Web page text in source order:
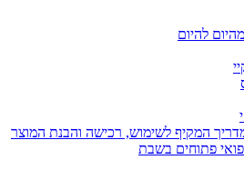
להיום
המקיף לשימוש, רכישה והבנת המוצר
פתוחים בשבת